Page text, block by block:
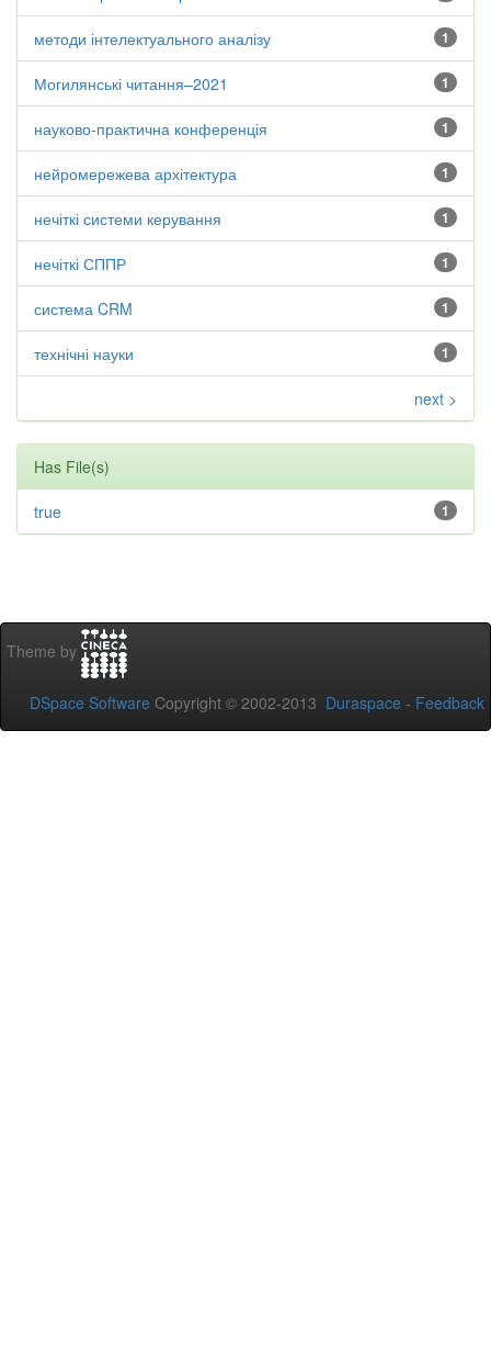
1
методи інтелектуального аналізу
1
Могилянські читання–2021
1
науково-практична конференція
1
нейромережева архітектура
1
нечіткі системи керування
1
нечіткі СППР
1
система CRM
1
технічні науки
next >
Has File(s)
1
true
Theme by
DSpace Software Copyright © 2002-2013 Duraspace - Feedback